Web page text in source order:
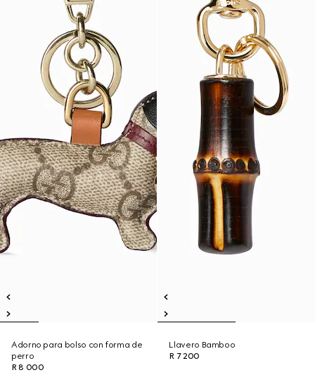
Adorno para bolso con forma de
perro
R 8 000
Llavero Bamboo
R 7 200